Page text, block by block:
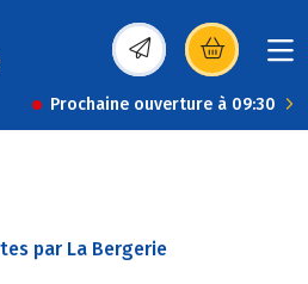
(s’ouvre dans une
Prochaine ouverture à 09:30
par La Bergerie